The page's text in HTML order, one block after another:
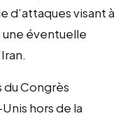
d’attaques visant à
une éventuelle
Congrès
hors de la